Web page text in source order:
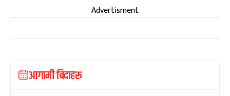
Advertisment
आगामी बिदाहरु